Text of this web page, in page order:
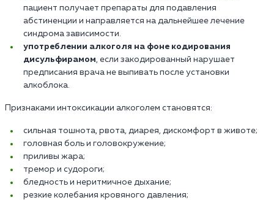
пациент получает препараты для подавления
абстиненции и направляется на дальнейшее лечение
синдрома зависимости.
употреблении алкоголя на фоне кодирования
дисульфирамом , если закодированный нарушает
предписания врача не выпивать после установки
алкоблока.
Признаками интоксикации алкоголем становятся:
сильная тошнота, рвота, диарея, дискомфорт в животе;
головная боль и головокружение;
приливы жара;
тремор и судороги;
бледность и неритмичное дыхание;
резкие колебания кровяного давления;